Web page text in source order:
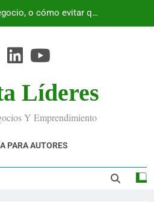
o cómo evitar que
Líderes
Y Emprendimiento
PARA AUTORES